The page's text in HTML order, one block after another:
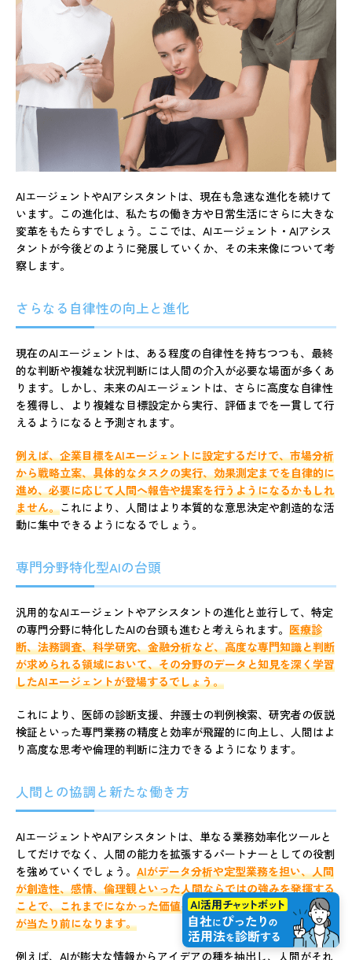
AIエージェントやAIアシスタントは、現在も急速な進化を続けて
います。この進化は、私たちの働き方や日常生活にさらに大きな
変革をもたらすでしょう。ここでは、AIエージェント・AIアシス
タントが今後どのように発展していくか、その未来像について考
察します。
さらなる自律性の向上と進化
現在のAIエージェントは、ある程度の自律性を持ちつつも、最終
的な判断や複雑な状況判断には人間の介入が必要な場面が多くあ
ります。しかし、未来のAIエージェントは、さらに高度な自律性
を獲得し、より複雑な目標設定から実行、評価までを一貫して行
えるようになると予測されます。
例えば、企業目標をAIエージェントに設定するだけで、市場分析
から戦略立案、具体的なタスクの実行、効果測定までを自律的に
進め、必要に応じて人間へ報告や提案を行うようになるかもしれ
ません。これにより、人間はより本質的な意思決定や創造的な活
動に集中できるようになるでしょう。
専門分野特化型AIの台頭
汎用的なAIエージェントやアシスタントの進化と並行して、特定
の専門分野に特化したAIの台頭も進むと考えられます。 医療診
断、法務調査、科学研究、金融分析など、高度な専門知識と判断
が求められる領域において、その分野のデータと知見を深く学習
したAIエージェントが登場するでしょう。
これにより、医師の診断支援、弁護士の判例検索、研究者の仮説
検証といった専門業務の精度と効率が飛躍的に向上し、人間はよ
り高度な思考や倫理的判断に注力できるようになります。
人間との協調と新たな働き方
AIエージェントやAIアシスタントは、単なる業務効率化ツールと
してだけでなく、人間の能力を拡張するパートナーとしての役割
を強めていくでしょう。 AIがデータ分析や定型業務を担い、人間
が創造性、感情、倫理観といった人間ならではの強みを発揮する
ことで、これまでになかった価値を生み出す「人間とAIの協調」
が当たり前になります。
例えば、AIが膨大な情報からアイデアの種を抽出し、人間がそれ